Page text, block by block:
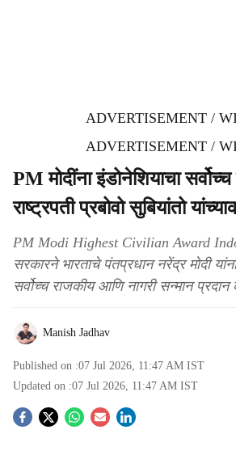
ADVERTISEMENT /
ADVERTISEMENT /
PM मोदींना इंडोनेशियाचा
राष्ट्रपती प्रबोवो सुबियांतो
PM Modi Highest Civilian Award
सरकारने भारताचे पंतप्रधान नरेंद्र मोदी
सर्वोच्च राजकीय आणि नागरी सन्मान प्रदान
Manish Jadhav
Published on :07 Jul 2026, 11:47 AM IST
Updated on :07 Jul 2026, 11:47 AM IST
S